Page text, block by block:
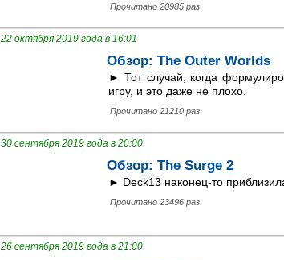
Прочитано 20985 раз
22 октября 2019 года в 16:01
Обзор: The Outer Worlds
► Тот случай, когда
игру, и это даже не плохо.
Прочитано 21210 раз
30 сентября 2019 года в 20:00
Обзор: The Surge 2
► Deck13 наконец-то
Прочитано 23496 раз
26 сентября 2019 года в 21:00